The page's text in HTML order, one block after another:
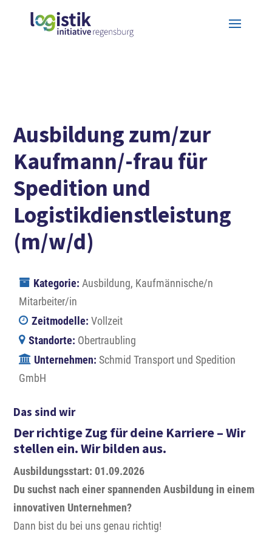
Ausbildung zum/zur
Kaufmann/-frau für
Spedition und
Logistikdienstleistung
(m/w/d)
Kategorie: Ausbildung Kaufmännische/n
Mitarbeiter/in
Zeitmodelle:Vollzeit
Standorte: Obertraubling
Unternehmen:Schmid Transport und Spedition
GmbH
Das sind wir
Der richtige Zug für deine Karriere – Wir
stellen ein. Wir bilden aus.
Ausbildungsstart: 01.09.2026
Du suchst nach einer spannenden Ausbildung in einem
innovativen Unternehmen?
Dann bist du bei uns genau richtig!